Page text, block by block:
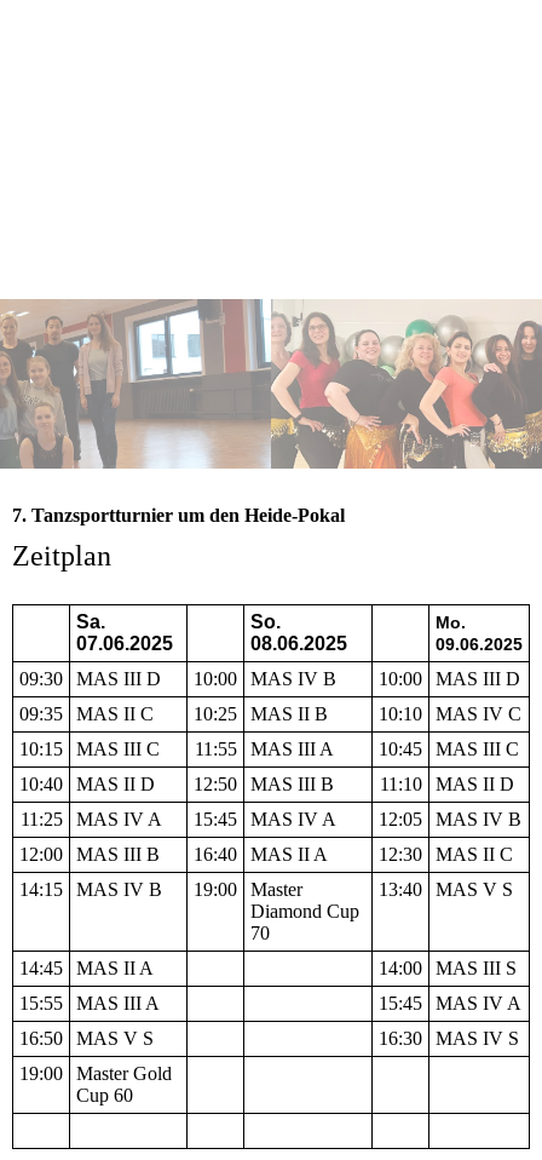
7. Tanzsportturnier um den Heide-Pokal
Zeitplan
Sa.
07.06.2025
So.
08.06.2025
Mo.
09.06.2025
09:30 MAS III D 10:00 MAS IV B 10:00
MAS III D
09:35
MAS II C 10:25 MAS II B 10:10
MAS IV C
10:15
MAS III C 11:55 MAS III A 10:45
MAS III C
10:40
MAS II D 12:50 MAS III B 11:10
MAS II D
11:25
MAS IV A 15:45 MAS IV A 12:05
MAS IV B
12:00
MAS III B 16:40 MAS II A 12:30
MAS II C
14:15
MAS IV B 19:00
Master
Diamond Cup
70
13:40 MAS V S
14:45 MAS II A 14:00
MAS III S
15:55
MAS III A 15:45
MAS IV A
16:50
MAS V S 16:30
MAS IV S
19:00
Master Gold
Cup 60